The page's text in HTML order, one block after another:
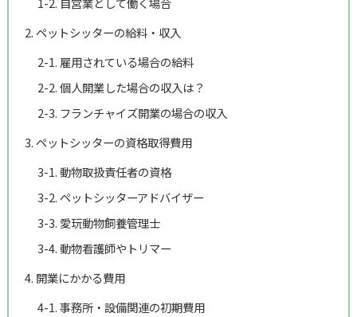
2. ペットシッターの給料・収入
2-1. 雇用されている場合の給料
2-2. 個人開業した場合の収入は？
2-3. フランチャイズ開業の場合の収入
3. ペットシッターの資格取得費用
3-1. 動物取扱責任者の資格
3-2. ペットシッターアドバイザー
3-3. 愛玩動物飼養管理士
3-4. 動物看護師やトリマー
4. 開業にかかる費用
4-1. 事務所・設備関連の初期費用